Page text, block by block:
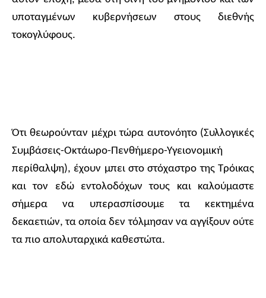
υποταγμένων κυβερνήσεων στους διεθνής
τοκογλύφους.
Ότι θεωρούνταν μέχρι τώρα αυτονόητο (Συλλογικές
Συμβάσεις-Οκτάωρο-Πενθήμερο-Υγειονομική
περίθαλψη), έχουν μπει στο στόχαστρο της Τρόικας
και τον εδώ εντολοδόχων τους και καλούμαστε
σήμερα να υπερασπίσουμε τα κεκτημένα
δεκαετιών, τα οποία δεν τόλμησαν να αγγίξουν ούτε
τα πιο απολυταρχικά καθεστώτα.